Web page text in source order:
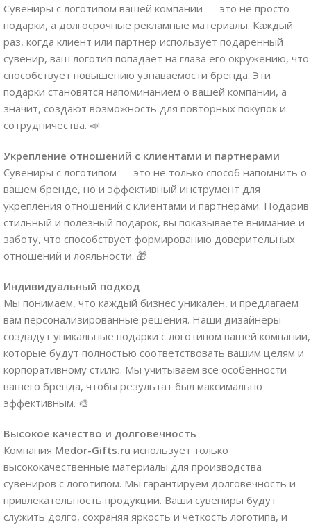
Сувениры с логотипом вашей компании — это не просто
подарки, а долгосрочные рекламные материалы. Каждый
раз, когда клиент или партнер использует подаренный
сувенир, ваш логотип попадает на глаза его окружению, что
способствует повышению узнаваемости бренда. Эти
подарки становятся напоминанием о вашей компании, а
значит, создают возможность для повторных покупок и
сотрудничества. 📣
Укрепление отношений с клиентами и партнерами
Сувениры с логотипом — это не только способ напомнить о
вашем бренде, но и эффективный инструмент для
укрепления отношений с клиентами и партнерами. Подарив
стильный и полезный подарок, вы показываете внимание и
заботу, что способствует формированию доверительных
отношений и лояльности. 🎁
Индивидуальный подход
Мы понимаем, что каждый бизнес уникален, и предлагаем
вам персонализированные решения. Наши дизайнеры
создадут уникальные подарки с логотипом вашей компании,
которые будут полностью соответствовать вашим целям и
корпоративному стилю. Мы учитываем все особенности
вашего бренда, чтобы результат был максимально
эффективным. 🎨
Высокое качество и долговечность
Компания Medor-Gifts.ru использует только
высококачественные материалы для производства
сувениров с логотипом. Мы гарантируем долговечность и
привлекательность продукции. Ваши сувениры будут
служить долго, сохраняя яркость и четкость логотипа, и